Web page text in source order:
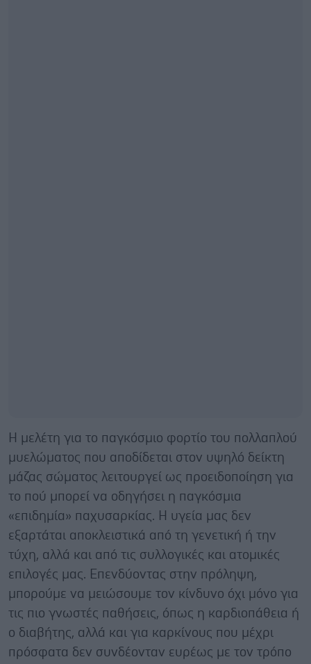
Η μελέτη για το παγκόσμιο φορτίο του πολλαπλού
μυελώματος που αποδίδεται στον υψηλό δείκτη
μάζας σώματος λειτουργεί ως προειδοποίηση για
το πού μπορεί να οδηγήσει η παγκόσμια
«επιδημία» παχυσαρκίας. Η υγεία μας δεν
εξαρτάται αποκλειστικά από τη γενετική ή την
τύχη, αλλά και από τις συλλογικές και ατομικές
επιλογές μας. Επενδύοντας στην πρόληψη,
μπορούμε να μειώσουμε τον κίνδυνο όχι μόνο για
τις πιο γνωστές παθήσεις, όπως η καρδιοπάθεια ή
ο διαβήτης, αλλά και για καρκίνους που μέχρι
πρόσφατα δεν συνδέονταν ευρέως με τον τρόπο